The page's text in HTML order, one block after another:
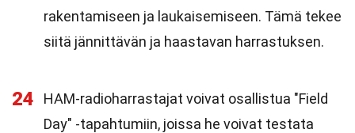
rakentamiseen ja laukaisemiseen. Tämä tekee
siitä jännittävän ja haastavan harrastuksen.
24
HAM-radioharrastajat voivat osallistua "Field
Day" -tapahtumiin, joissa he voivat testata